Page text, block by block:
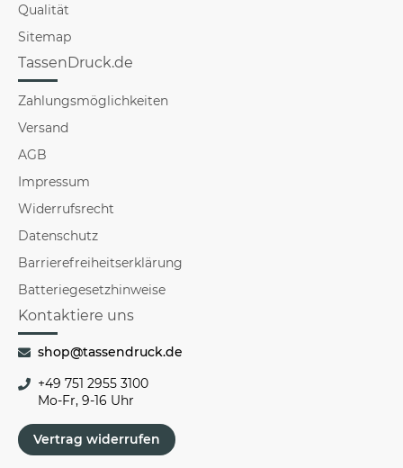
Qualität
Sitemap
TassenDruck.de
Zahlungsmöglichkeiten
Versand
AGB
Impressum
Widerrufsrecht
Datenschutz
Barrierefreiheitserklärung
Batteriegesetzhinweise
Kontaktiere uns
shop@tassendruck.de
+49 751 2955 3100
Mo-Fr, 9-16 Uhr
Vertrag widerrufen